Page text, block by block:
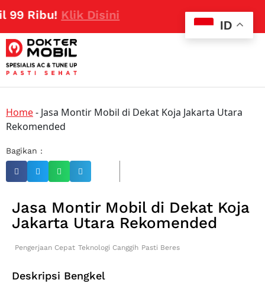
Ribu!Klik Disini
Home- Jasa Montir Mobil di Dekat Koja Jakarta Utara
Rekomended
Bagikan :
Jasa Montir Mobil di Dekat Koja
Jakarta Utara Rekomended
Pengerjaan Cepat Teknologi Canggih Pasti Beres
Deskripsi Bengkel
ID